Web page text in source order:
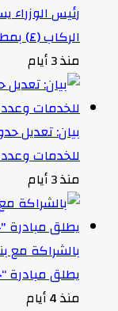
رئيس
الركاب (٤) بمطار القاهرة الدولي
منذ 3 أيام
بيان: تعديل
للخدمات وعدد 2 قرية بالظهير
منذ 3 أيام
بالشراكة مع
يطلق مبادرة
منذ 4 أيام